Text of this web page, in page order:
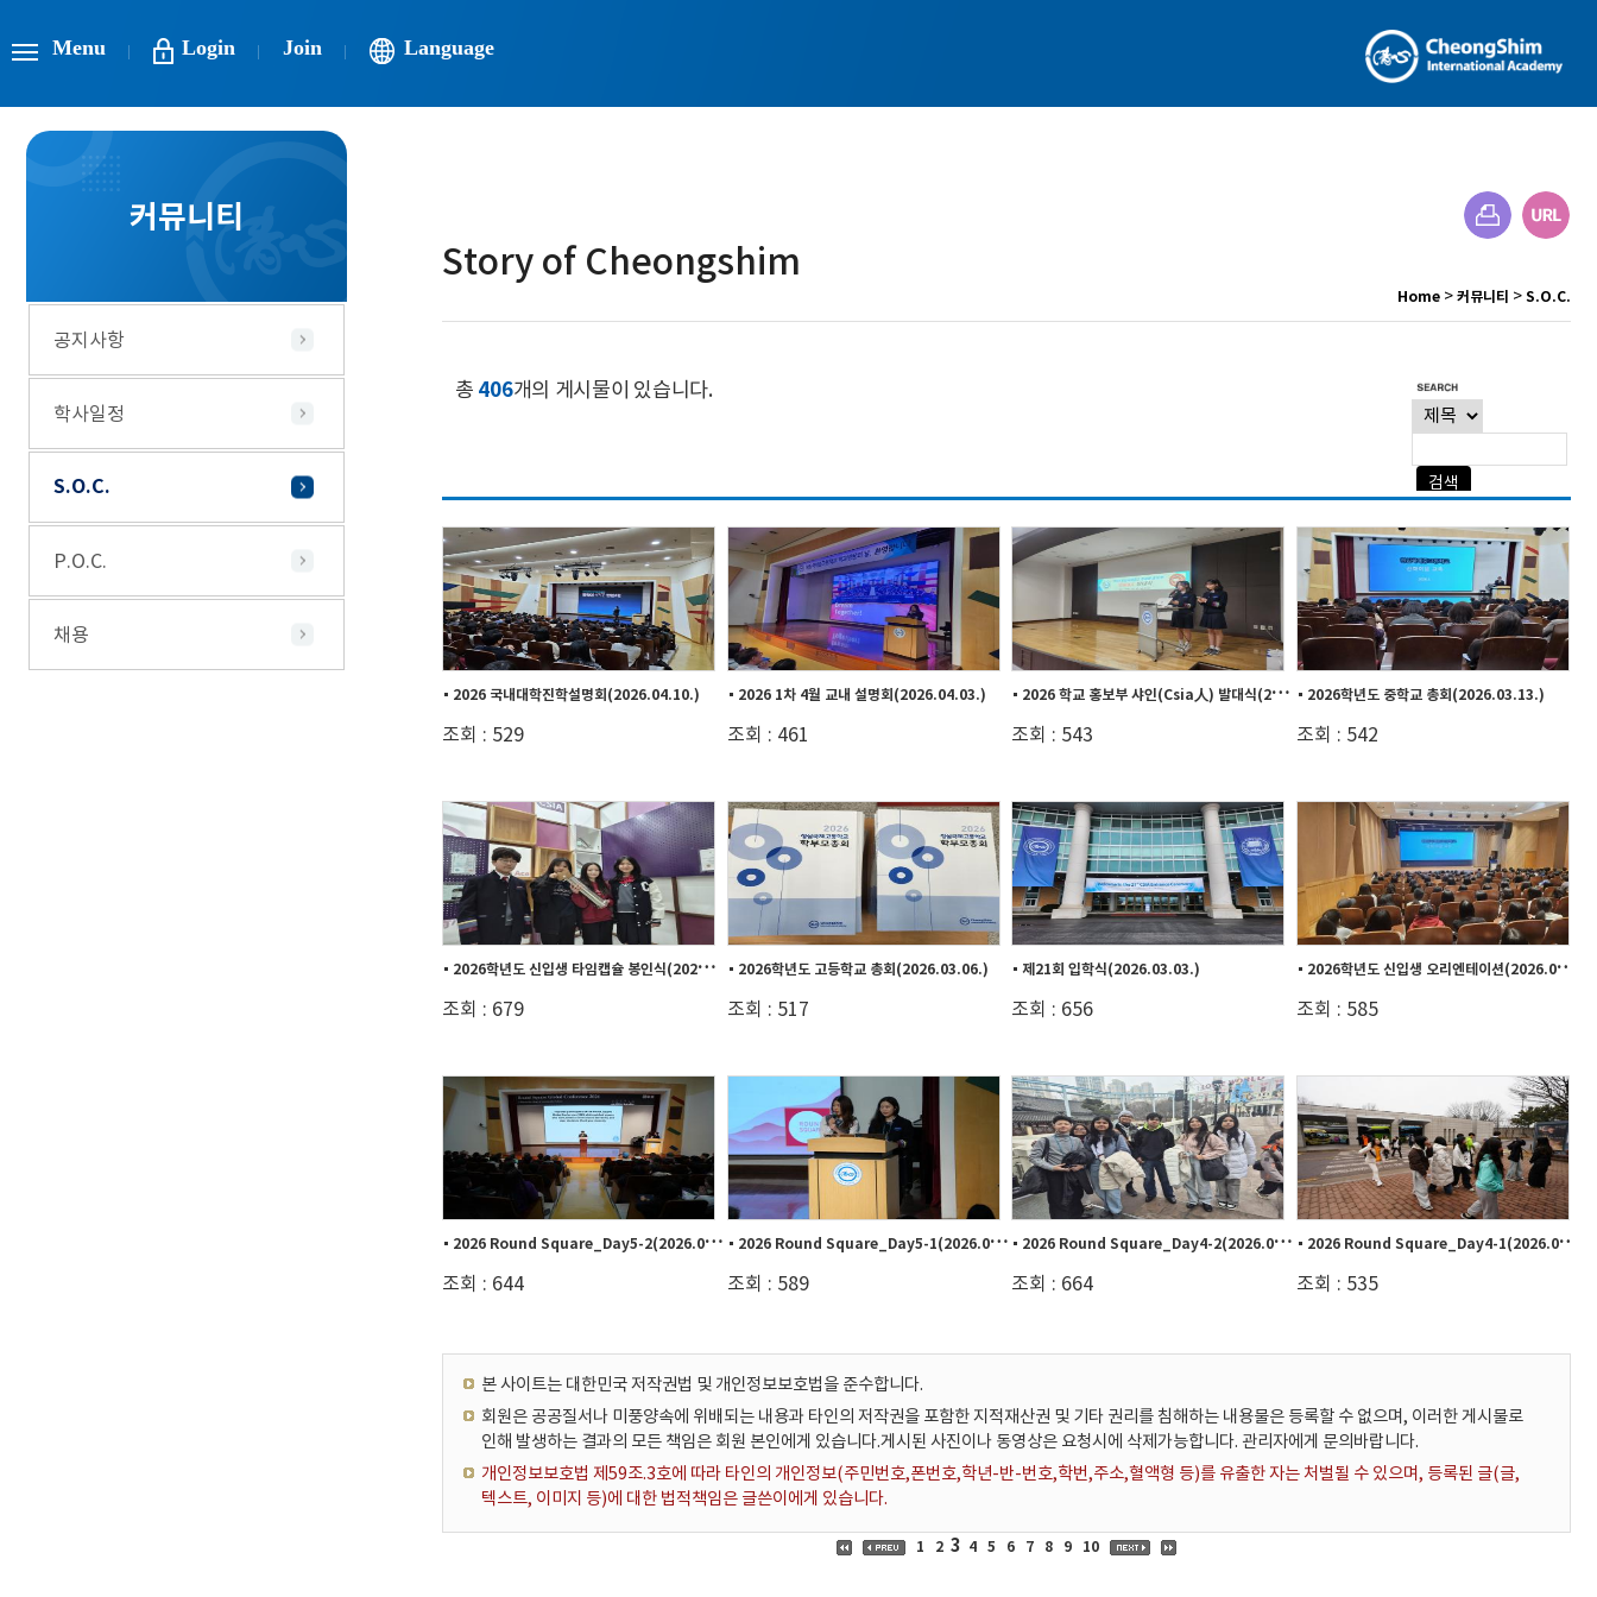
Menu Login Join Language
커뮤니티
공지사항
학사일정
S.O.C.
P.O.C.
채용
Home > 커뮤니티 > S.O.C.
Story of Cheongshim
총 406개의 게시물이 있습니다.
2026 국내대학진학설명회(2026.04.10.)
조회 : 529
2026 1차 4월 교내 설명회(2026.04.03.)
조회 : 461
2
026 학교 홍보부 샤인(Csia人) 발대식(202...
조회 : 543
2026학년도 중학교 총회(2026.03.13.)
조회 : 542
2
026학년도 신입생 타임캡슐 봉인식(2026.0...
조회 : 679
2026학년도 고등학교 총회(2026.03.06.)
조회 : 517
제21회 입학식(2026.03.03.)
조회 : 656
2
026학년도 신입생 오리엔테이션(2026.02.2...
조회 : 585
2
026 Round Square_Day5-2(2026.02.12.)
조회 : 644
2
026 Round Square_Day5-1(2026.02.12.)
조회 : 589
2
026 Round Square_Day4-2(2026.02.11.)
조회 : 664
2
026 Round Square_Day4-1(2026.02.11.)
조회 : 535
본 사이트는 대한민국 저작권법 및 개인정보보호법을 준수합니다.
회원은 공공질서나 미풍양속에 위배되는 내용과 타인의 저작권을 포함한 지적재산권 및 기타 권리를 침해하는 내용물은 등록할 수 없으며, 이러한 게시물로
인해 발생하는 결과의 모든 책임은 회원 본인에게 있습니다.게시된 사진이나 동영상은 요청시에 삭제가능합니다. 관리자에게 문의바랍니다.
개인정보보호법 제59조.3호에 따라 타인의 개인정보(주민번호,폰번호,학년-반-번호,학번,주소,혈액형 등)를 유출한 자는 처벌될 수 있으며, 등록된 글(글,
텍스트, 이미지 등)에 대한 법적책임은 글쓴이에게 있습니다.
1 2 3 4 5 6 7 8 9 10